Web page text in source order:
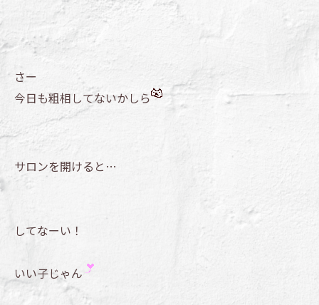
さー
今日も粗相してないかしら
サロンを開けると…
してなーい！
いい子じゃん